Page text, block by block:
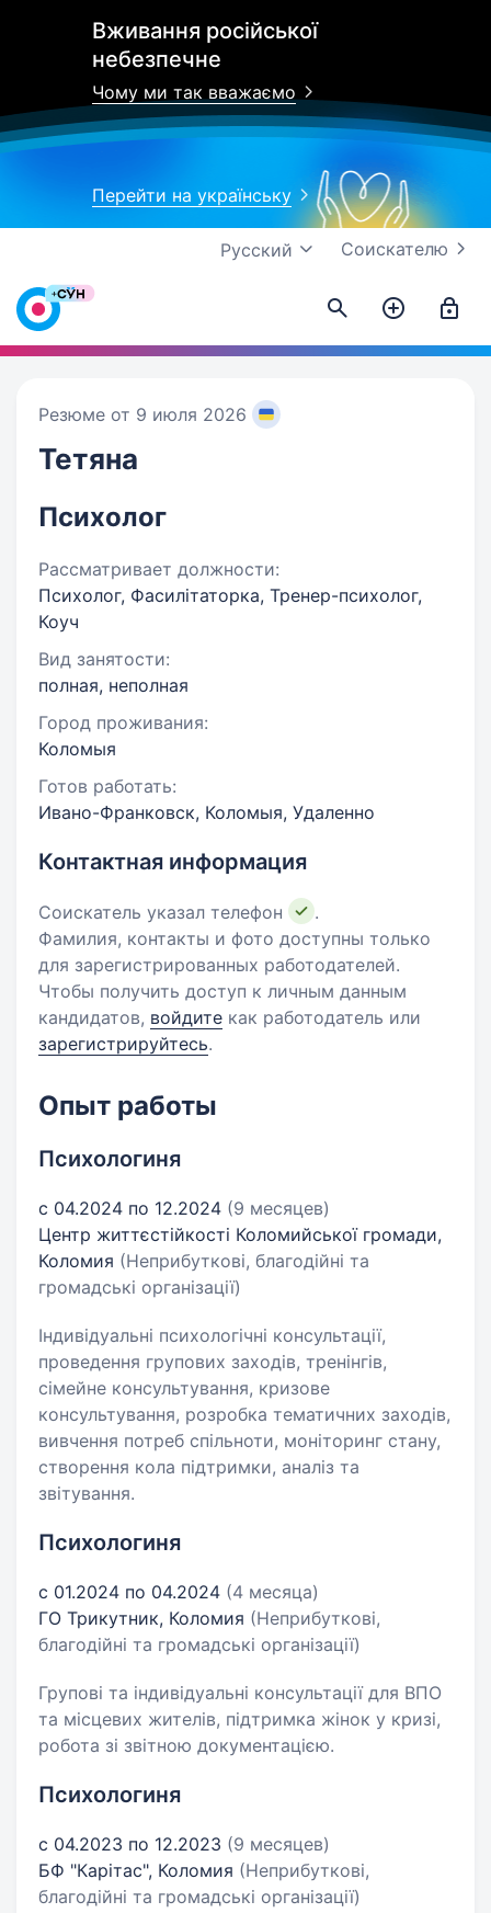
Вживання російської
небезпечне
Чому ми так вважаємо
Перейти на українську
Соискателю
Русский
Резюме от 9 июля 2026
Тетяна
Психолог
Рассматривает должности:
Психолог, Фасилітаторка, Тренер-психолог,
Коуч
Вид занятости:
полная, неполная
Город проживания:
Коломыя
Готов работать:
Ивано-Франковск, Коломыя, Удаленно
Контактная информация
Соискатель указал телефон
.
Фамилия, контакты и фото доступны только
для зарегистрированных работодателей.
Чтобы получить доступ к личным данным
кандидатов, войдите как работодатель или
зарегистрируйтесь.
Опыт работы
Психологиня
с 04.2024 по 12.2024 (9 месяцев)
Центр життєстійкості Коломийської громади,
Коломия (Неприбуткові, благодійні та
громадські організації)
Індивідуальні психологічні консультації,
проведення групових заходів, тренінгів,
сімейне консультування, кризове
консультування, розробка тематичних заходів,
вивчення потреб спільноти, моніторинг стану,
створення кола підтримки, аналіз та
звітування.
Психологиня
с 01.2024 по 04.2024 (4 месяца)
ГО Трикутник, Коломия (Неприбуткові,
благодійні та громадські організації)
Групові та індивідуальні консультації для ВПО
та місцевих жителів, підтримка жінок у кризі,
робота зі звітною документацією.
Психологиня
с 04.2023 по 12.2023 (9 месяцев)
БФ "Карітас", Коломия (Неприбуткові,
благодійні та громадські організації)